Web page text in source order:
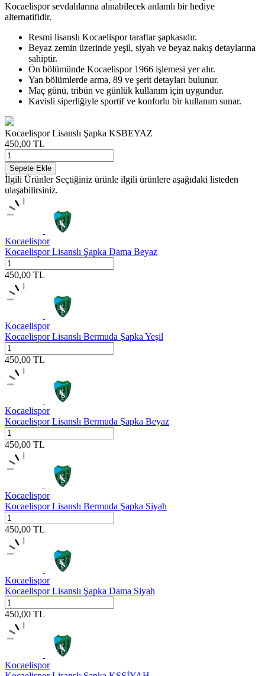
Kocaelispor sevdalılarına alınabilecek anlamlı bir hediye
alternatifidir.
Resmi lisanslı Kocaelispor taraftar şapkasıdır.
Beyaz zemin üzerinde yeşil, siyah ve beyaz nakış detaylarına
sahiptir.
Ön bölümünde Kocaelispor 1966 işlemesi yer alır.
Yan bölümlerde arma, 89 ve şerit detayları bulunur.
Maç günü, tribün ve günlük kullanım için uygundur.
Kavisli siperliğiyle sportif ve konforlu bir kullanım sunar.
Kocaelispor Lisanslı Şapka KSBEYAZ
450,00 TL
Sepete Ekle
İlgili Ürünler Seçtiğiniz ürünle ilgili ürünlere aşağıdaki listeden
ulaşabilirsiniz.
Kocaelispor
Kocaelispor Lisanslı Şapka Dama Beyaz
450,00 TL
Kocaelispor
Kocaelispor Lisanslı Bermuda Şapka Yeşil
450,00 TL
Kocaelispor
Kocaelispor Lisanslı Bermuda Şapka Beyaz
450,00 TL
Kocaelispor
Kocaelispor Lisanslı Bermuda Şapka Siyah
450,00 TL
Kocaelispor
Kocaelispor Lisanslı Şapka Dama Siyah
450,00 TL
Kocaelispor